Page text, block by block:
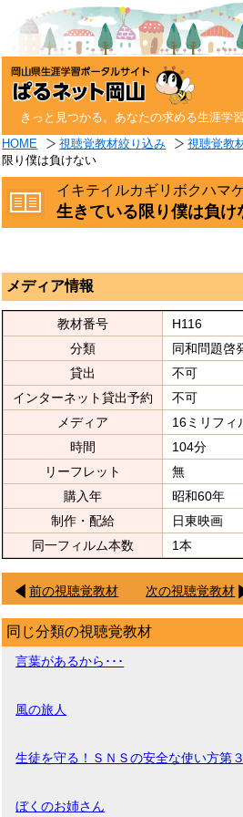
きっと見つかる。あなたの求める生涯学
HOME 視聴覚教材絞り込み 視聴覚教
限り僕は負けない
イキテイルカギリボクハマ
生きている限り僕は負け
メディア情報
教材番号
H116
分類
同和問題啓
貸出
不可
インターネット貸出予約
不可
メディア
16ミリフィ
時間
104分
リーフレット
無
購入年
昭和60年
制作・配給
日東映画
同一フィルム本数
1本
前の視聴覚教材 次の視聴覚教材
同じ分類の視聴覚教材
言葉があるから･･･
風の旅人
生徒を守る！ＳＮＳの安全な使い方第
ぼくのお姉さん